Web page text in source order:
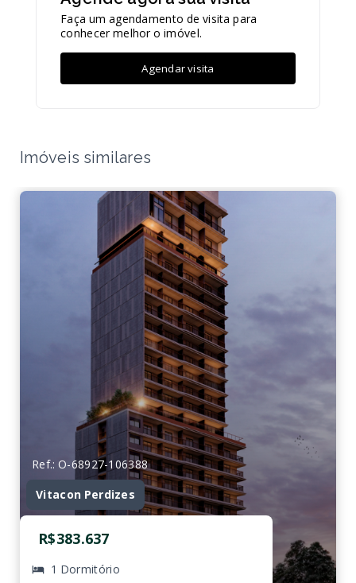
Faça um agendamento de visita para
conhecer melhor o imóvel.
Agendar visita
Imóveis similares
Ref.: O-68927-106388
Vitacon Perdizes
R$383.637
1 Dormitório